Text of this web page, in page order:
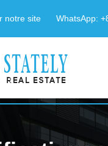
notre site WhatsApp: